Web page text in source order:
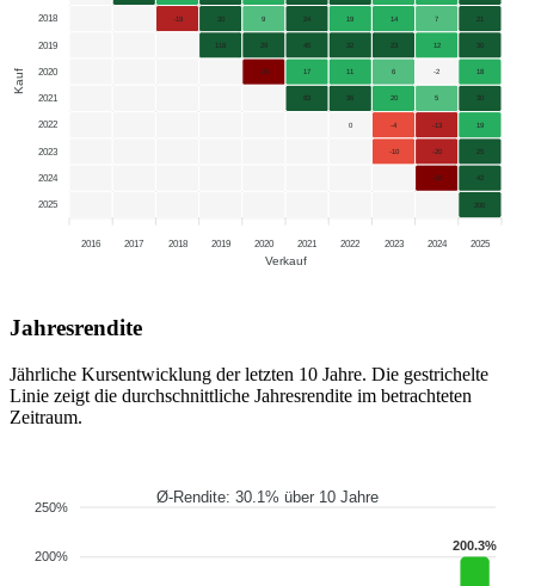
2018
2019
2020
2021
2022
2023
2024
2025
Kauf
-19 30 9 24 19 14 7 21
118 29 45 32 23 12 30
-26 17 11 6 -2 18
83 36 20 5 30
0 -4 -13 19
-10 -20 25
-33 42
200
2016 2017 2018 2019 2020 2021 2022 2023 2024 2025
Verkauf
Jahresrendite
Jährliche Kursentwicklung der letzten 10 Jahre. Die gestrichelte
Linie zeigt die durchschnittliche Jahresrendite im betrachteten
Zeitraum.
Ø-Rendite: 30.1% über 10 Jahre
250%
200%
200.3%